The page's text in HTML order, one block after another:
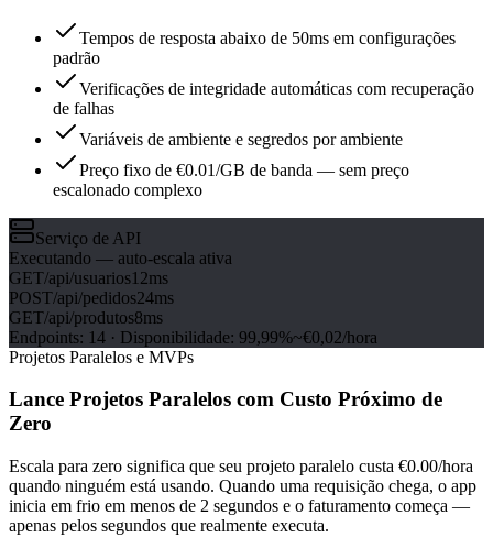
Tempos de resposta abaixo de 50ms em configurações
padrão
Verificações de integridade automáticas com recuperação
de falhas
Variáveis de ambiente e segredos por ambiente
Preço fixo de €0.01/GB de banda — sem preço
escalonado complexo
Serviço de API
Executando — auto-escala ativa
GET/api/usuarios12ms
POST/api/pedidos24ms
GET/api/produtos8ms
Endpoints: 14 · Disponibilidade: 99,99%~€0,02/hora
Projetos Paralelos e MVPs
Lance Projetos Paralelos com Custo Próximo de
Zero
Escala para zero significa que seu projeto paralelo custa €0.00/hora
quando ninguém está usando. Quando uma requisição chega, o app
inicia em frio em menos de 2 segundos e o faturamento começa —
apenas pelos segundos que realmente executa.